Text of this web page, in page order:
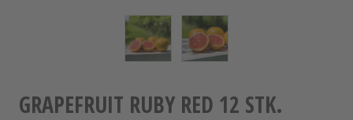
GRAPEFRUIT RUBY RED 12 STK.